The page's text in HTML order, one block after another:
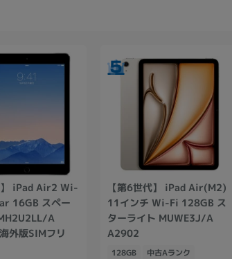
】 iPad Air2 Wi-
16GB スペー
A
外版SIMフリ
【第6世代】 iPad Air(M2)
11インチ Wi-Fi 128GB ス
ターライト MUWE3J/A
A2902
128GB 中古Aランク